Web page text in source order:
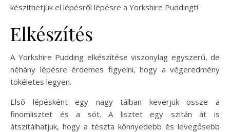
készíthetjük el lépésről lépésre a Yorkshire Puddingt!
Elkészítés
A Yorkshire Pudding elkészítése viszonylag egyszerű, de
néhány lépésre érdemes figyelni, hogy a végeredmény
tökéletes legyen.
Első lépésként egy nagy tálban keverjük össze a
finomlisztet és a sót. A lisztet egy szitán át is
átszitálhatjuk, hogy a tészta könnyedebb és levegősebb